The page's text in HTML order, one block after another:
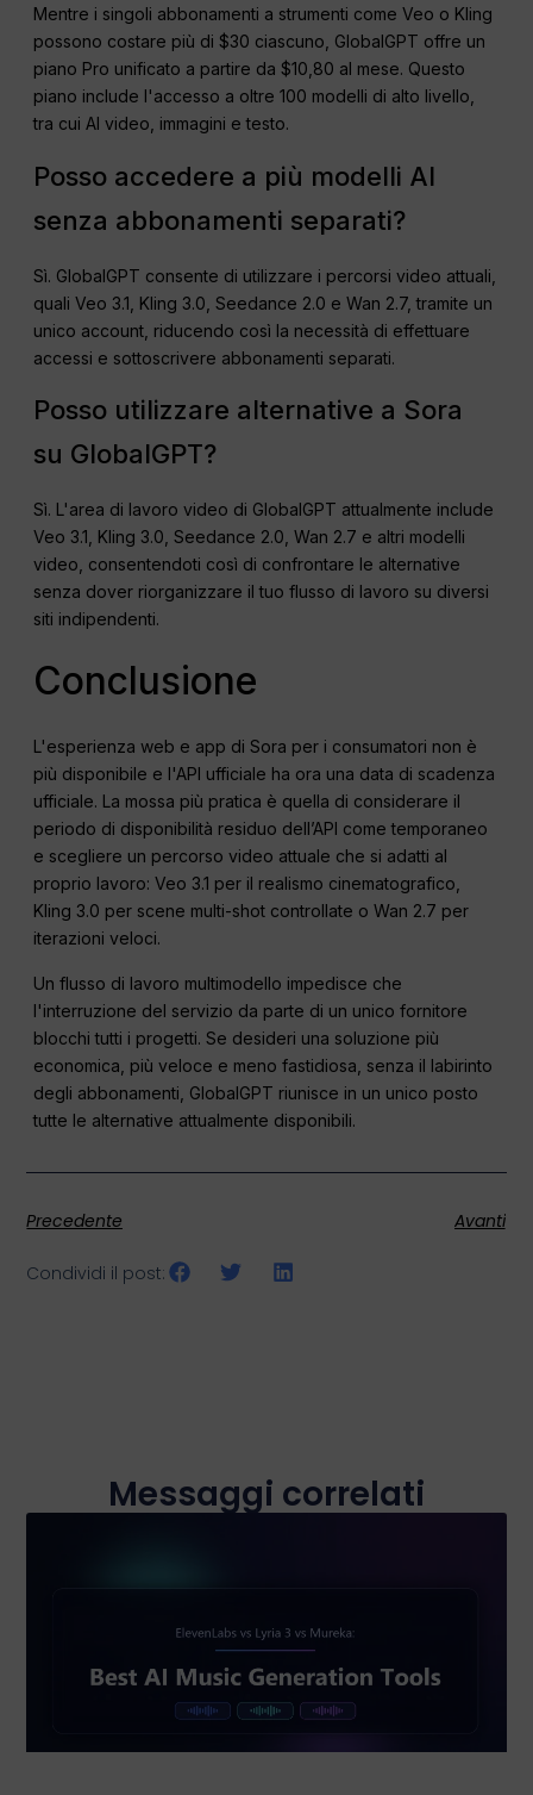
Mentre i singoli abbonamenti a strumenti come Veo o Kling
possono costare più di $30 ciascuno, GlobalGPT offre un
piano Pro unificato a partire da $10,80 al mese. Questo
piano include l'accesso a oltre 100 modelli di alto livello,
tra cui AI video, immagini e testo.
Posso accedere a più modelli AI
senza abbonamenti separati?
Sì. GlobalGPT consente di utilizzare i percorsi video attuali,
quali Veo 3.1, Kling 3.0, Seedance 2.0 e Wan 2.7, tramite un
unico account, riducendo così la necessità di effettuare
accessi e sottoscrivere abbonamenti separati.
Posso utilizzare alternative a Sora
su GlobalGPT?
Sì. L'area di lavoro video di GlobalGPT attualmente include
Veo 3.1, Kling 3.0, Seedance 2.0, Wan 2.7 e altri modelli
video, consentendoti così di confrontare le alternative
senza dover riorganizzare il tuo flusso di lavoro su diversi
siti indipendenti.
Conclusione
L'esperienza web e app di Sora per i consumatori non è
più disponibile e l'API ufficiale ha ora una data di scadenza
ufficiale. La mossa più pratica è quella di considerare il
periodo di disponibilità residuo dell’API come temporaneo
e scegliere un percorso video attuale che si adatti al
proprio lavoro: Veo 3.1 per il realismo cinematografico,
Kling 3.0 per scene multi-shot controllate o Wan 2.7 per
iterazioni veloci.
Un flusso di lavoro multimodello impedisce che
l'interruzione del servizio da parte di un unico fornitore
blocchi tutti i progetti. Se desideri una soluzione più
economica, più veloce e meno fastidiosa, senza il labirinto
degli abbonamenti, GlobalGPT riunisce in un unico posto
tutte le alternative attualmente disponibili.
Precedente Avanti
Condividi il post:
Messaggi correlati